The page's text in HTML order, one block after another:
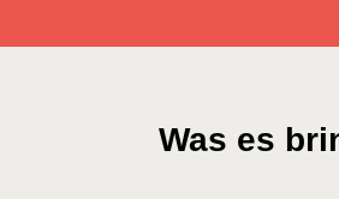
Was es